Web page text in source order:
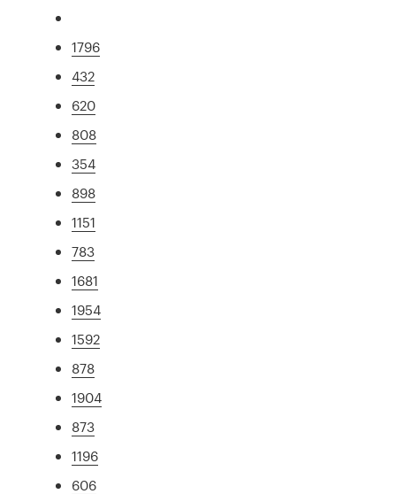
1796
432
620
808
354
898
1151
783
1681
1954
1592
878
1904
873
1196
606